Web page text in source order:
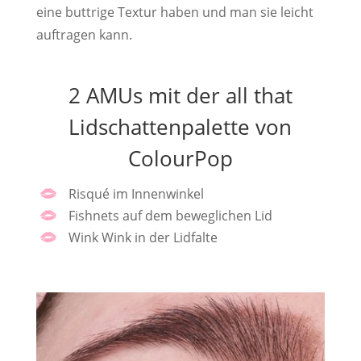
eine buttrige Textur haben und man sie leicht
auftragen kann.
2 AMUs mit der all that
Lidschattenpalette von
ColourPop
Risqué im Innenwinkel
Fishnets auf dem beweglichen Lid
Wink Wink in der Lidfalte